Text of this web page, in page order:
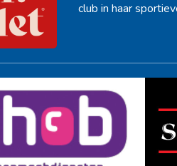
club in haar